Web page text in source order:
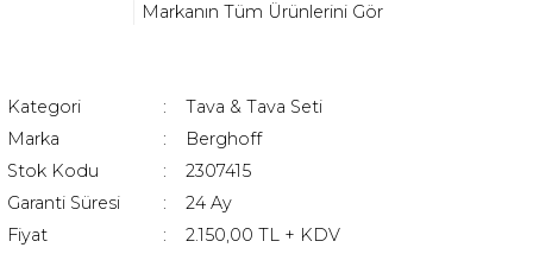
Markanın Tüm Ürünlerini Gör
Kategori
Tava & Tava Seti
Marka
Berghoff
Stok Kodu
2307415
Garanti Süresi
24 Ay
Fiyat
2.150,00 TL + KDV